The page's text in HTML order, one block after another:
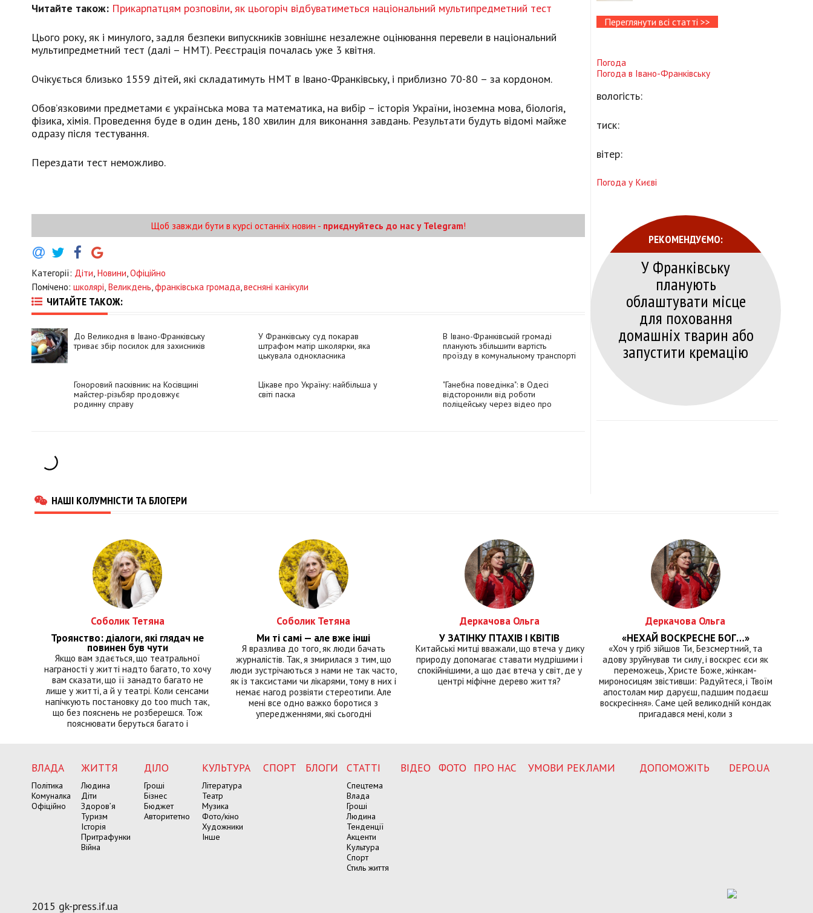
Читайте також: Прикарпатцям розповіли, як цьогоріч відбуватиметься національний мультипредметний тест
Цього року, як і минулого, задля безпеки випускників зовнішнє незалежне оцінювання перевели в національний
мультипредметний тест (далі – НМТ). Реєстрація почалась уже 3 квітня.
Очікується близько 1559 дітей, які складатимуть НМТ в Івано-Франківську, і приблизно 70-80 – за кордоном.
Обов’язковими предметами є українська мова та математика, на вибір – історія України, іноземна мова, біологія,
фізика, хімія. Проведення буде в один день, 180 хвилин для виконання завдань. Результати будуть відомі майже
одразу після тестування.
Перездати тест неможливо.
Щоб завжди бути в курсі останніх новин - приєднуйтесь до нас у Telegram!
Категорії: Діти, Новини,Офіційно
Помічено: школярі, Великдень,франківська громада,весняні канікули
ЧИТАЙТЕ ТАКОЖ:
До Великодня в Івано-Франківську
триває збір посилок для захисників
У Франківську суд покарав
штрафом матір школярки, яка
цькувала однокласника
В Івано-Франківській громаді
планують збільшити вартість
проїзду в комунальному транспорті
Гоноровий пасківник: на Косівщині
майстер-різьбяр продовжує
родинну справу
Цікаве про Україну: найбільша у
світі паска
"Ганебна поведінка": в Одесі
відсторонили від роботи
поліцейську через відео про
Переглянути всі статті >>
Погода
Погода в Івано-Франківську
вологість:
тиск:
вітер:
Погода у Києві
РЕКОМЕНДУЄМО:
У Франківську
планують
облаштувати місце
для поховання
домашніх тварин або
запустити кремацію
НАШІ КОЛУМНІСТИ ТА БЛОГЕРИ
Соболик Тетяна
Троянство: діалоги, які глядач не
повинен був чути
Якщо вам здається, що театральної
награності у житті надто багато, то хочу
вам сказати, що її занадто багато не
лише у житті, а й у театрі. Коли сенсами
напічкують постановку до too much так,
що без пояснень не розберешся. Тож
пояснювати беруться багато і
Соболик Тетяна
Ми ті самі — але вже інші
Я вразлива до того, як люди бачать
журналістів. Так, я змирилася з тим, що
люди зустрічаються з нами не так часто,
як із таксистами чи лікарями, тому в них і
немає нагод розвіяти стереотипи. Але
мені все одно важко боротися з
упередженнями, які сьогодні
Деркачова Ольга
У ЗАТІНКУ ПТАХІВ І КВІТІВ
Китайські митці вважали, що втеча у дику
природу допомагає ставати мудрішими і
спокійнішими, а що дає втеча у світ, де у
центрі міфічне дерево життя?
Деркачова Ольга
«НЕХАЙ ВОСКРЕСНЕ БОГ…»
«Хоч у гріб зійшов Ти, Безсмертний, та
адову зруйнував ти силу, і воскрес єси як
переможець, Христе Боже, жінкам-
мироносицям звістивши: Радуйтеся, і Твоїм
апостолам мир даруєш, падшим подаєш
воскресіння». Саме цей великодній кондак
пригадався мені, коли з
ВЛАДА
Політика
Комуналка
Офіційно
ЖИТТЯ
Людина
Діти
Здоров’я
Туризм
Історія
Притрафунки
Війна
ДІЛО
Гроші
Бізнес
Бюджет
Авторитетно
КУЛЬТУРА
Література
Театр
Музика
Фото/кіно
Художники
Інше
СПОРТ БЛОГИ СТАТТІ
Спецтема
Влада
Гроші
Людина
Тенденції
Акценти
Культура
Спорт
Стиль життя
ВІДЕО ФОТО ПРО НАС УМОВИ РЕКЛАМИ ДОПОМОЖІТЬ DEPO.UA
2015 gk-press.if.ua